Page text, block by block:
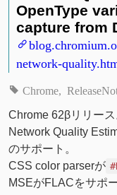
OpenType
capture from
network-
Chrome
Chrome 62βリリース
Network Quality
のサポート。
CSS color parserが
MSEがFLACをサポ